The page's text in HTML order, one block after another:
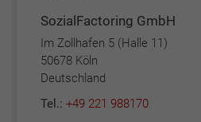
SozialFactoring GmbH
Im Zollhafen 5 (Halle 11)
50678 Köln
Deutschland
Tel.: +49 221 988170